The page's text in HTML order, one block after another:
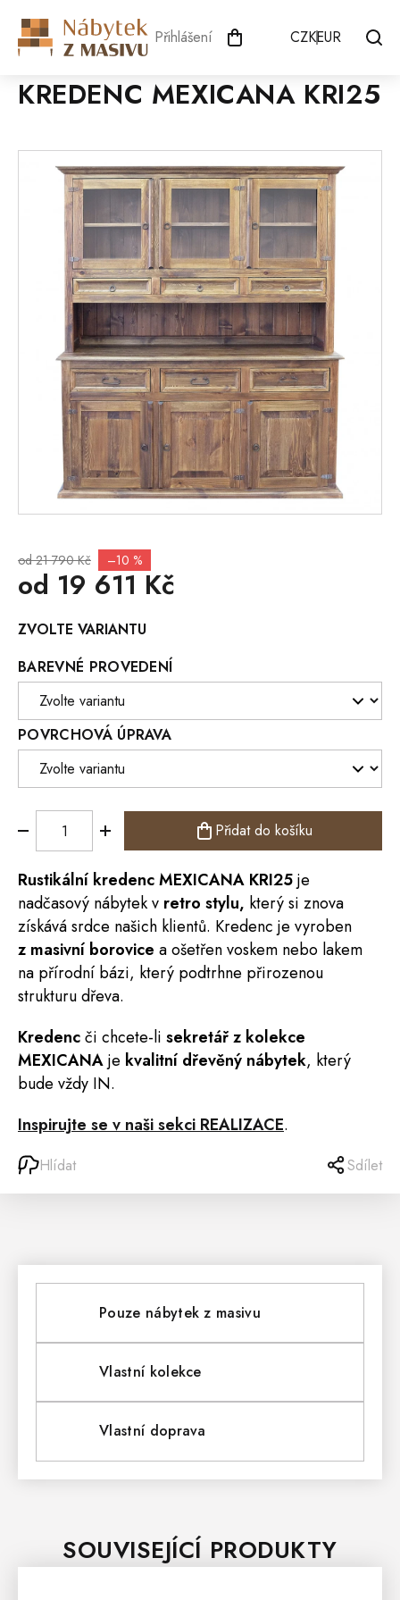
obsah
Přihlášení CZKEUR
KREDENC MEXICANA KRI25
od 21 790 Kč –10 %
od 19 611 Kč
cena:
ZVOLTE VARIANTU
BAREVNÉ PROVEDENÍ
POVRCHOVÁ ÚPRAVA
Přidat do košíku
Rustikální kredencMEXICANA KRI25je
nadčasový nábytek v retro stylu, který si znova
získává srdce našich klientů. Kredenc je vyroben
z masivní borovice a ošetřen voskem nebo lakem
na přírodní bázi, který podtrhne přirozenou
strukturu dřeva.
Kredencči chcete-li sekretář z kolekce
MEXICANAje kvalitní dřevěný nábytek, který
bude vždy IN.
Inspirujte se v naši sekci REALIZACE.
Hlídat Sdílet
Pouze nábytek z masivu
Vlastní kolekce
Vlastní doprava
SOUVISEJÍCÍ PRODUKTY